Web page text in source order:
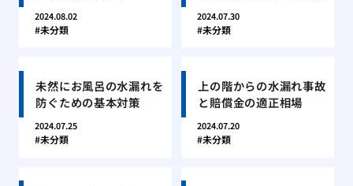
2024.08.02
未分類
2024.07.30
未分類
未然にお風呂の水漏れを
防ぐための基本対策
2024.07.25
未分類
上の階からの水漏れ事故
と賠償金の適正相場
2024.07.20
未分類